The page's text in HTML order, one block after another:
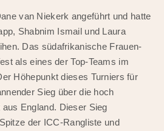
van Niekerk angeführt und hatte
Shabnim Ismail und Laura
Das südafrikanische Frauen-
als eines der Top-Teams im
Höhepunkt dieses Turniers für
Sieg über die hoch
England. Dieser Sieg
der ICC-Rangliste und